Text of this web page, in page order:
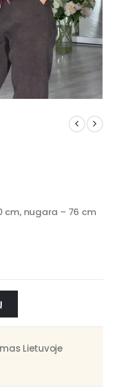
cm, nugara – 76 cm
Lietuvoje